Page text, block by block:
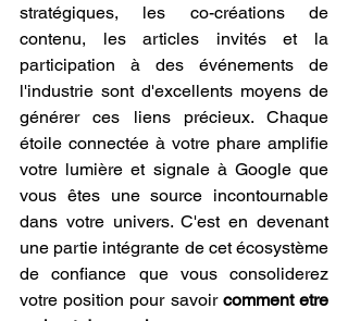
stratégiques, les co-créations de
contenu, les articles invités et la
participation à des événements de
l'industrie sont d'excellents moyens de
générer ces liens précieux. Chaque
étoile connectée à votre phare amplifie
votre lumière et signale à Google que
vous êtes une source incontournable
dans votre univers. C'est en devenant
une partie intégrante de cet écosystème
de confiance que vous consoliderez
votre position pour savoir comment etre